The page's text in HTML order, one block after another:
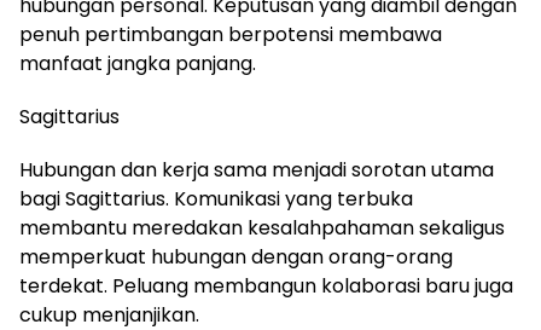
penuh pertimbangan berpotensi membawa
manfaat jangka panjang.
Sagittarius
Hubungan dan kerja sama menjadi sorotan utama
bagi Sagittarius. Komunikasi yang terbuka
membantu meredakan kesalahpahaman sekaligus
memperkuat hubungan dengan orang-orang
terdekat. Peluang membangun kolaborasi baru juga
cukup menjanjikan.